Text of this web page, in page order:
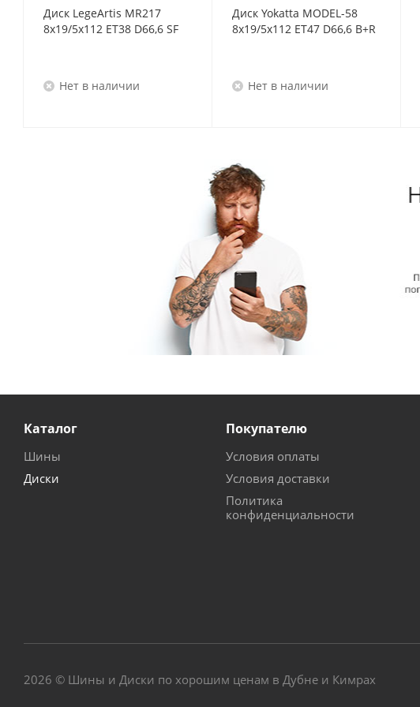
Диск LegeArtis MR217
8x19/5x112 ET38 D66,6 SF
Нет в наличии
Диск Yokatta MODEL-58
8x19/5x112 ET47 D66,6 B+R
Нет в наличии
Каталог
Шины
Диски
Покупателю
Условия оплаты
Условия доставки
Политика
конфиденциальности
2026 © Шины и Диски по хорошим ценам в Дубне и Кимрах